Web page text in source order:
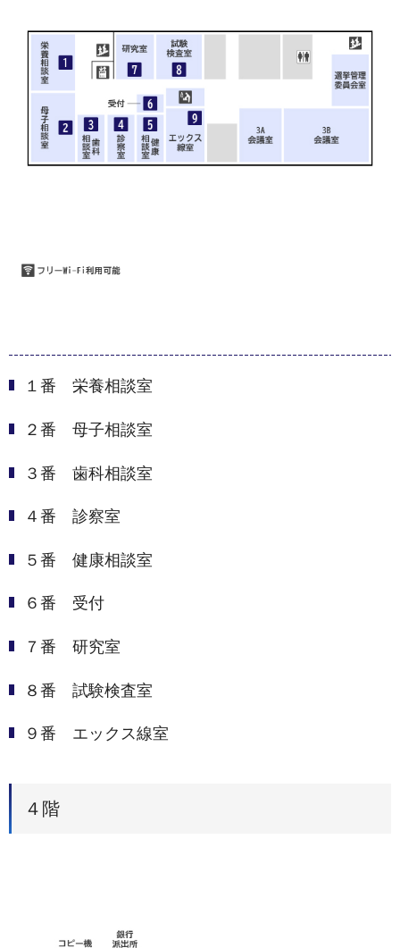
１番 栄養相談室
２番 母子相談室
３番 歯科相談室
４番 診察室
５番 健康相談室
６番 受付
７番 研究室
８番 試験検査室
９番 エックス線室
４階